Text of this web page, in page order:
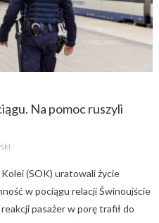
Na pomoc ruszyli
(SOK) uratowali życie
w pociągu relacji Świnoujście
pasażer w porę trafił do